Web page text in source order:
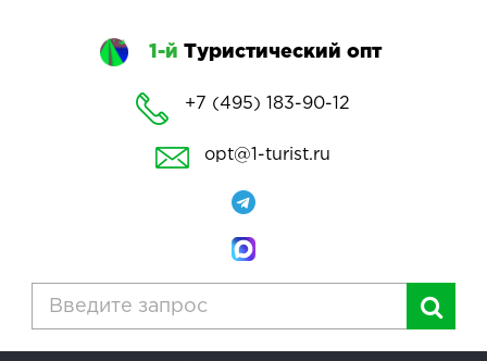
1-й Туристический опт
+7 (495) 183-90-12
opt@1-turist.ru